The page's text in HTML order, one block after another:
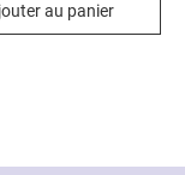
était :
23.00€.
est :
18.00€.
au panier